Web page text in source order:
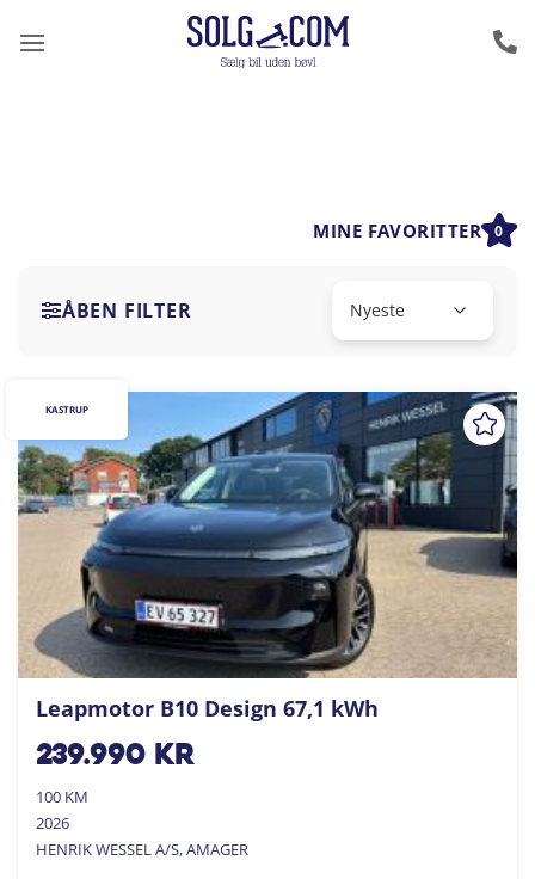
MINE FAVORITTER 0
ÅBEN FILTER
Leapmotor B10 Design 67,1 kWh
239.990kr
100 KM
2026
HENRIK WESSEL A/S, AMAGER
KASTRUP